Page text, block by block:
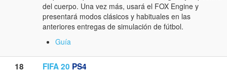
del cuerpo. Una vez más, usará el FOX Engine y
presentará modos clásicos y habituales en las
anteriores entregas de simulación de fútbol.
Guía
18 FIFA 20 PS4